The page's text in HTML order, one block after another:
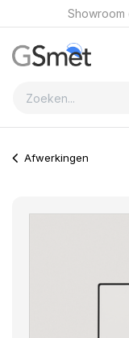
Overslaan naar inhoud
Showroom
Afwerkingen